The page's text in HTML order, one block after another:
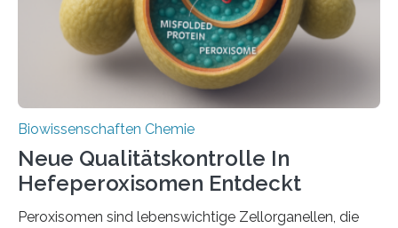
Biowissenschaften Chemie
Neue Qualitätskontrolle In
Hefeperoxisomen Entdeckt
Peroxisomen sind lebenswichtige Zellorganellen, die